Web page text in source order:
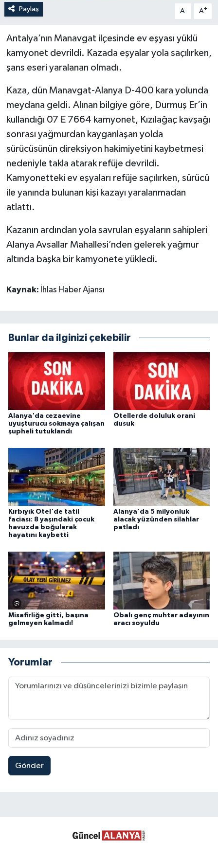
Paylaş A- A+
Antalya’nın Manavgat ilçesinde ev eşyası yüklü
kamyonet devrildi. Kazada eşyalar yola saçılırken,
şans eseri yaralanan olmadı.
Kaza, dün Manavgat-Alanya D-400 kara yolunda
meydana geldi. Alınan bilgiye göre, Durmuş Er’in
kullandığı 07 E 7664 kamyonet, Kızılağaç kavşağı
sonrası yağmurdan kayganlaşan yolda
sürücüsünün direksiyon hakimiyetini kaybetmesi
nedeniyle takla atarak refüje devrildi.
Kamyonetteki ev eşyaları refüje saçılırken, sürücü
ile yanında bulunan kişi kazayı yaralanmadan
atlattı.
Kazanın ardından yola savrulan eşyaların sahipleri
Alanya Avsallar Mahallesi’nden gelerek yağmur
altında başka bir kamyonete yükledi.
Kaynak: İhlas Haber Ajansı
Bunlar da ilginizi çekebilir
Alanya'da cezaevine
uyuşturucu sokmaya çalışan
şupheli tutuklandı
Otellerde doluluk orani
dusuk
Kırbıyık Otel'de tatil
faciası: 8 yaşındaki çocuk
havuzda boğularak
hayatını kaybetti
Alanya'da 5 milyonluk
alacak yüzünden silahlar
patladı
Misafirliğe gitti, başına
gelmeyen kalmadı!
Obalı genç muhtar adayının
aracı soyuldu
Yorumlar
Gönder